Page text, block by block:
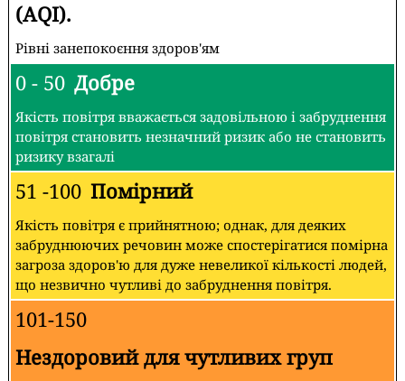
(AQI).
Рівні занепокоєння здоров'ям
0 - 50 Добре
Якість повітря вважається задовільною і забруднення
повітря становить незначний ризик або не становить
ризику взагалі
51 -100 Помірний
Якість повітря є прийнятною; однак, для деяких
забруднюючих речовин може спостерігатися помірна
загроза здоров'ю для дуже невеликої кількості людей,
що незвично чутливі до забруднення повітря.
101-150
Нездоровий для чутливих груп